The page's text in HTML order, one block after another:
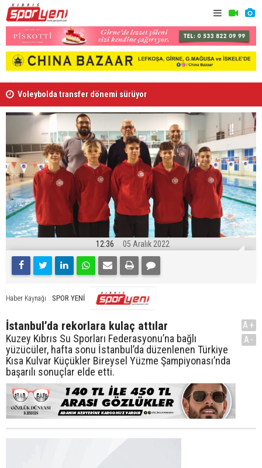
Voleybolda transfer dönemi sürüyor
12:36 05 Aralık 2022
Haber Kaynağı SPOR YENİ
İstanbul’da rekorlara kulaç attılar
Kuzey Kıbrıs Su Sporları Federasyonu’na bağlı
yüzücüler, hafta sonu İstanbul’da düzenlenen Türkiye
Kısa Kulvar Küçükler Bireysel Yüzme Şampiyonası’nda
başarılı sonuçlar elde etti.
A+
A-